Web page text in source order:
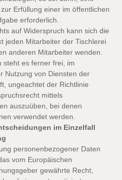
Erfüllung einer im öffentlichen
erforderlich.
auf Widerspruch kann sich die
jeden Mitarbeiter der Tischlerei
anderen Mitarbeiter wenden.
steht es ferner frei, im
Nutzung von Diensten der
ungeachtet der Richtlinie
mittels
auszuüben, bei denen
verwendet werden.
im Einzelfall
personenbezogener Daten
vom Europäischen
gewährte Recht,